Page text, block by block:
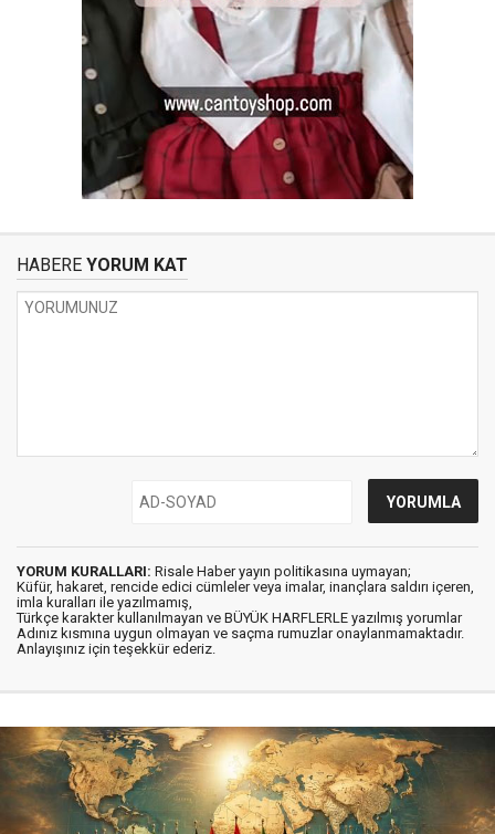
HABERE YORUM KAT
YORUM KURALLARI: Risale Haber yayın politikasına uymayan;
Küfür, hakaret, rencide edici cümleler veya imalar, inançlara saldırı içeren,
imla kuralları ile yazılmamış,
Türkçe karakter kullanılmayan ve BÜYÜK HARFLERLE yazılmış yorumlar
Adınız kısmına uygun olmayan ve saçma rumuzlar onaylanmamaktadır.
Anlayışınız için teşekkür ederiz.